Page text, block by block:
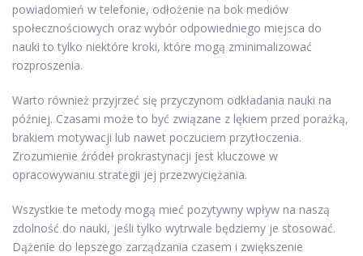
powiadomień w telefonie, odłożenie na bok mediów
społecznościowych oraz wybór odpowiedniego miejsca do
nauki to tylko niektóre kroki, które mogą zminimalizować
rozproszenia.
Warto również przyjrzeć się przyczynom odkładania nauki na
później. Czasami może to być związane z lękiem przed porażką,
brakiem motywacji lub nawet poczuciem przytłoczenia.
Zrozumienie źródeł prokrastynacji jest kluczowe w
opracowywaniu strategii jej przezwyciężania.
Wszystkie te metody mogą mieć pozytywny wpływ na naszą
zdolność do nauki, jeśli tylko wytrwale będziemy je stosować.
Dążenie do lepszego zarządzania czasem i zwiększenie